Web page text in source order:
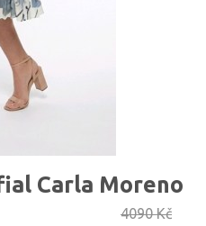
Carla Moreno
4090 Kč